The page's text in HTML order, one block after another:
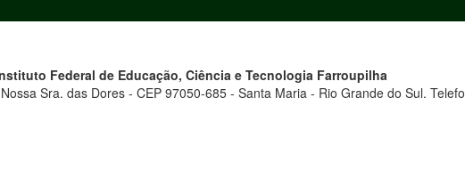
Federal de Educação, Ciência e Tecnologia Farroupilha
Sra. das Dores - CEP 97050-685 - Santa Maria - Rio Grande do Sul.